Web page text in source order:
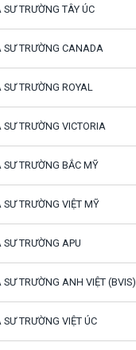
SƯ TRƯỜNG TÂY ÚC
SƯ TRƯỜNG CANADA
SƯ TRƯỜNG ROYAL
SƯ TRƯỜNG VICTORIA
SƯ TRƯỜNG BẮC MỸ
SƯ TRƯỜNG VIỆT MỸ
SƯ TRƯỜNG APU
SƯ TRƯỜNG ANH VIỆT (BVIS)
SƯ TRƯỜNG VIỆT ÚC